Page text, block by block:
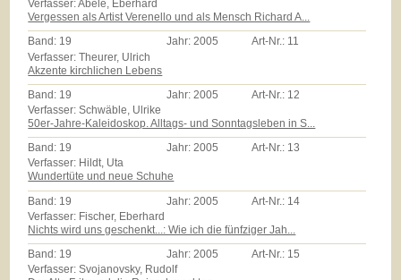
Verfasser: Abele, Eberhard
Vergessen als Artist Verenello und als Mensch Richard A...
Band: 19 Jahr:2005 Art-Nr.: 11
Verfasser: Theurer, Ulrich
Akzente kirchlichen Lebens
Band: 19 Jahr:2005 Art-Nr.: 12
Verfasser: Schwäble, Ulrike
50er-Jahre-Kaleidoskop. Alltags- und Sonntagsleben in S...
Band: 19 Jahr:2005 Art-Nr.: 13
Verfasser: Hildt, Uta
Wundertüte und neue Schuhe
Band: 19 Jahr: 2005 Art-Nr.: 14
Verfasser: Fischer, Eberhard
Nichts wird uns geschenkt...: Wie ich die fünfziger Jah...
Band: 19 Jahr:2005 Art-Nr.: 15
Verfasser: Svojanovsky, Rudolf